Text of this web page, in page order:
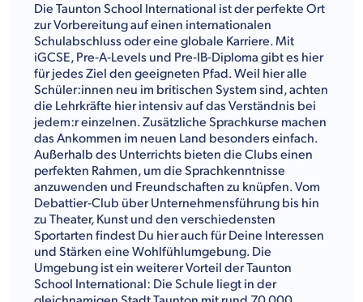
Die Taunton School International ist der perfekte Ort
zur Vorbereitung auf einen internationalen
Schulabschluss oder eine globale Karriere. Mit
iGCSE, Pre-A-Levels und Pre-IB-Diploma gibt es hier
für jedes Ziel den geeigneten Pfad. Weil hier alle
Schüler:innen neu im britischen System sind, achten
die Lehrkräfte hier intensiv auf das Verständnis bei
jedem:r einzelnen. Zusätzliche Sprachkurse machen
das Ankommen im neuen Land besonders einfach.
Außerhalb des Unterrichts bieten die Clubs einen
perfekten Rahmen, um die Sprachkenntnisse
anzuwenden und Freundschaften zu knüpfen. Vom
Debattier-Club über Unternehmensführung bis hin
zu Theater, Kunst und den verschiedensten
Sportarten findest Du hier auch für Deine Interessen
und Stärken eine Wohlfühlumgebung. Die
Umgebung ist ein weiterer Vorteil der Taunton
School International: Die Schule liegt in der